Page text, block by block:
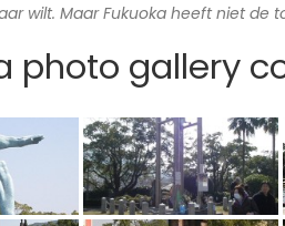
wilt. Maar Fukuoka heeft niet de
photo gallery